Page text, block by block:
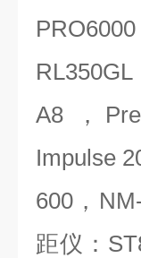
A8 ，
Impulse
600，
距仪：